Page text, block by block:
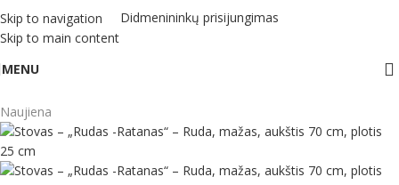
Skip to navigation
Skip to main content
Didmenininkų prisijungimas
MENU
Naujiena